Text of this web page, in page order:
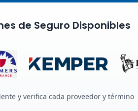
de Seguro Disponibles
y verifica cada proveedor y término